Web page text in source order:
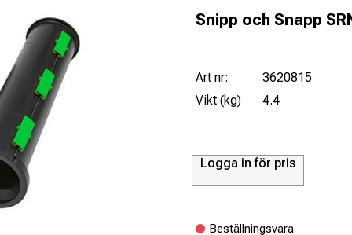
Snipp och Snapp
Art nr:
3620815
Vikt (kg)
4.4
Logga in för pris
Beställningsvara